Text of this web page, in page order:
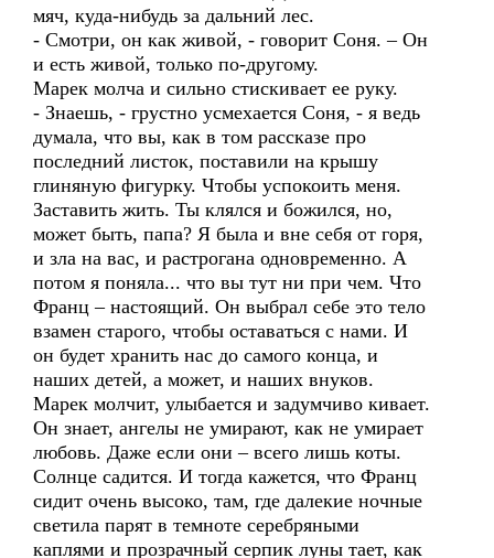
мяч, куда-нибудь за дальний лес.
- Смотри, он как живой, - говорит Соня. – Он
и есть живой, только по-другому.
Марек молча и сильно стискивает ее руку.
- Знаешь, - грустно усмехается Соня, - я ведь
думала, что вы, как в том рассказе про
последний листок, поставили на крышу
глиняную фигурку. Чтобы успокоить меня.
Заставить жить. Ты клялся и божился, но,
может быть, папа? Я была и вне себя от горя,
и зла на вас, и растрогана одновременно. А
потом я поняла... что вы тут ни при чем. Что
Франц – настоящий. Он выбрал себе это тело
взамен старого, чтобы оставаться с нами. И
он будет хранить нас до самого конца, и
наших детей, а может, и наших внуков.
Марек молчит, улыбается и задумчиво кивает.
Он знает, ангелы не умирают, как не умирает
любовь. Даже если они – всего лишь коты.
Солнце садится. И тогда кажется, что Франц
сидит очень высоко, там, где далекие ночные
светила парят в темноте серебряными
каплями и прозрачный серпик луны тает, как